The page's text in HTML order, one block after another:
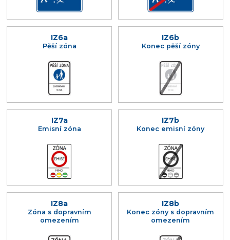
IZ6a
Pěší zóna
IZ6b
Konec pěší zóny
IZ7a
Emisní zóna
IZ7b
Konec emisní zóny
IZ8a
Zóna s dopravním
omezením
IZ8b
Konec zóny s dopravním
omezením